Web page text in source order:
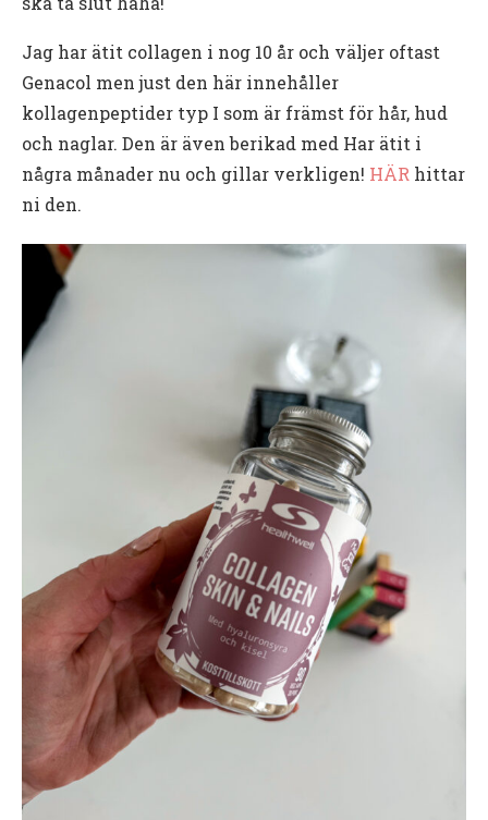
Jag har ätit collagen i nog 10 år och väljer oftast
Genacol men just den här innehåller
kollagenpeptider typ I som är främst för hår, hud
och naglar. Den är även berikad med Har ätit i
några månader nu och gillar verkligen! HÄR hittar
ni den.